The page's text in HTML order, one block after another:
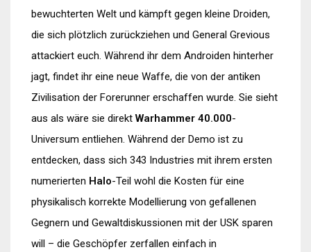
bewuchterten Welt und kämpft gegen kleine Droiden,
die sich plötzlich zurückziehen und General Grevious
attackiert euch. Während ihr dem Androiden hinterher
jagt, findet ihr eine neue Waffe, die von der antiken
Zivilisation der Forerunner erschaffen wurde. Sie sieht
aus als wäre sie direktWarhammer 40.000-
Universum entliehen. Während der Demo ist zu
entdecken, dass sich 343 Industries mit ihrem ersten
numerierten Halo-Teil wohl die Kosten für eine
physikalisch korrekte Modellierung von gefallenen
Gegnern und Gewaltdiskussionen mit der USK sparen
will – die Geschöpfer zerfallen einfach in